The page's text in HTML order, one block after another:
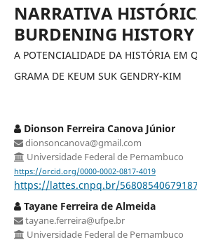
NARRATIVA
BURDENING HISTORY
A POTENCIALIDADE DA HISTÓRIA EM
GRAMA DE KEUM SUK GENDRY-KIM
Dionson Ferreira Canova Júnior
dionsoncanova@gmail.com
Universidade Federal de Pernambuco
https://orcid.org/0000-0002-0817-4019
https://lattes.cnpq.br/
Tayane Ferreira de Almeida
tayane.ferreira@ufpe.br
Universidade Federal de Pernambuco